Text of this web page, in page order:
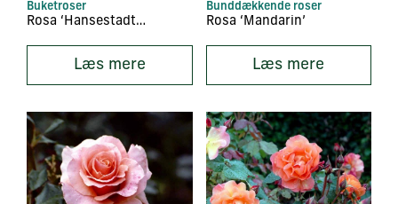
Buketroser
Rosa ‘Hansestadt Rostock’
Læs mere
Bunddækkende roser
Rosa ‘Mandarin’
Læs mere